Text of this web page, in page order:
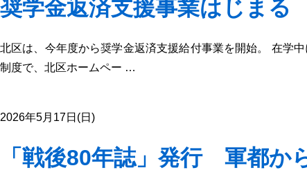
奨学金返済支援事業はじまる
北区は、今年度から奨学金返済支援給付事業を開始。 在学
制度で、北区ホームペー …
2026年5月17日(日)
「戦後80年誌」発行 軍都か